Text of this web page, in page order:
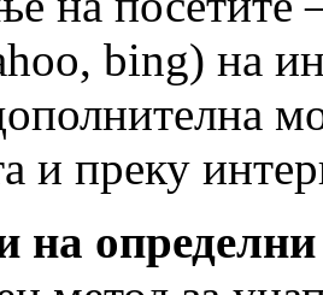
bing) на
и преку
на